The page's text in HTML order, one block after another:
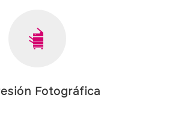
Fotográfica